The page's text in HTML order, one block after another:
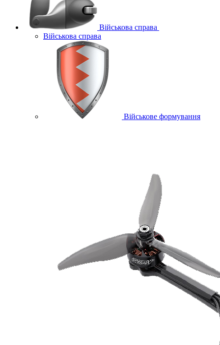
Військова справа
Військова справа
Військове формування